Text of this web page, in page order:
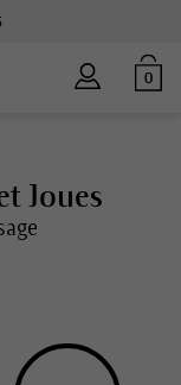
0
Joues